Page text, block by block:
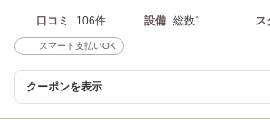
口コミ 106件 設備 総数1 ス
スマート支払いOK
クーポンを表示